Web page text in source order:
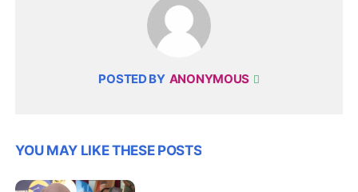
POSTED BY ANONYMOUS
YOU MAY LIKE THESE POSTS